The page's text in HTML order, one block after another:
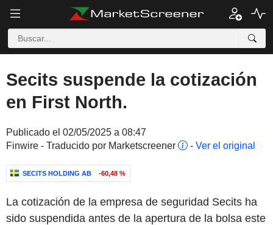
Secits suspende la cotización
en First North.
Publicado el 02/05/2025 a 08:47
Finwire - Traducido por Marketscreener
- Ver el original
SECITS HOLDING AB -60,48 %
La cotización de la empresa de seguridad Secits ha
sido suspendida antes de la apertura de la bolsa este